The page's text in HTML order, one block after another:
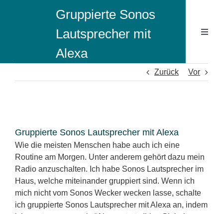
Gruppierte Sonos
Lautsprecher mit
Alexa
Zurück Vor
grösseres
Bild
Gruppierte Sonos Lautsprecher mit Alexa
Wie die meisten Menschen habe auch ich eine
Routine am Morgen. Unter anderem gehört dazu mein
Radio anzuschalten. Ich habe Sonos Lautsprecher im
Haus, welche miteinander gruppiert sind. Wenn ich
mich nicht vom Sonos Wecker wecken lasse, schalte
ich gruppierte Sonos Lautsprecher mit Alexa an, indem